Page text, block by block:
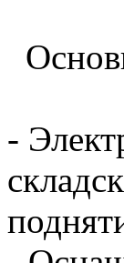
-